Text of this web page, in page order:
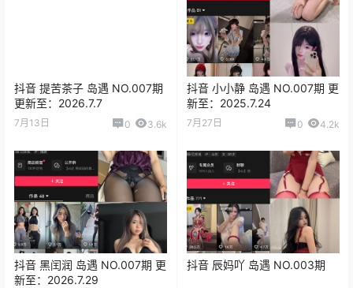
抖音 提苦茶子 岛遇 NO.007期
更新至：2026.7.7
7月13日 0 3.6k
抖音 小小静 岛遇 NO.007期 更
新至：2025.7.24
7月27日 0 4.2k
抖音 黑闰润 岛遇 NO.007期 更
新至：2026.7.29
抖音 辰妈吖 岛遇 NO.003期